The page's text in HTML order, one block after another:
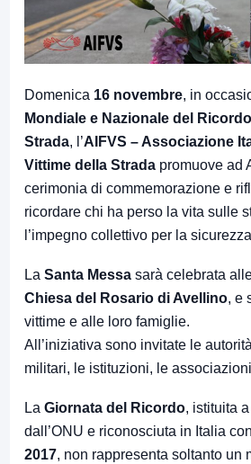
Domenica 16 novembre, in
Mondiale e Nazionale del
Strada, l’AIFVS – Associazione
Vittime della Strada promuove ad
cerimonia di commemorazione e
ricordare chi ha perso la vita sulle
l’impegno collettivo per la
La Santa Messa sarà celebrata
Chiesa del Rosario di Avellino, e
vittime e alle loro famiglie.
All’iniziativa sono invitate le
militari, le istituzioni, le
La Giornata del Ricordo, istituita
dall’ONU e riconosciuta in Italia
2017, non rappresenta soltanto un